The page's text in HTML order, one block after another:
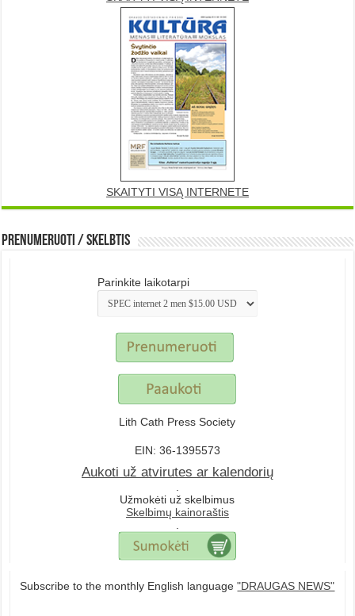
SKAITYTI VISĄ INTERNETE
Prenumeruoti / Skelbtis
Parinkite laikotarpi
Lith Cath Press Society
EIN: 36-1395573
Aukoti už atvirutes ar kalendorių
.
Užmokėti už skelbimus
Skelbimų kainoraštis
.
Subscribe to the monthly English language"DRAUGAS NEWS"